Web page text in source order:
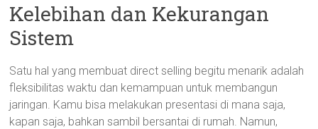
Kelebihan dan Kekurangan
Sistem
Satu hal yang membuat direct selling begitu menarik adalah
fleksibilitas waktu dan kemampuan untuk membangun
jaringan. Kamu bisa melakukan presentasi di mana saja,
kapan saja, bahkan sambil bersantai di rumah. Namun,